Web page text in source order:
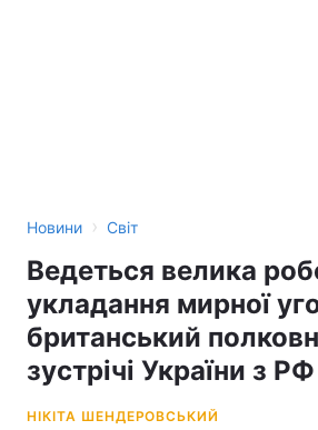
Новини › Світ
Ведеться велика
укладання мирної
британський
зустрічі України з РФ
НІКІТА ШЕНДЕРОВСЬКИЙ